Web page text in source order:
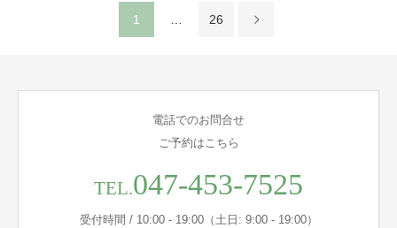
1 26
電話でのお問合せ
ご予約はこちら
TEL.047-453-7525
受付時間 / 10:00 - 19:00（土日: 9:00 - 19:00）